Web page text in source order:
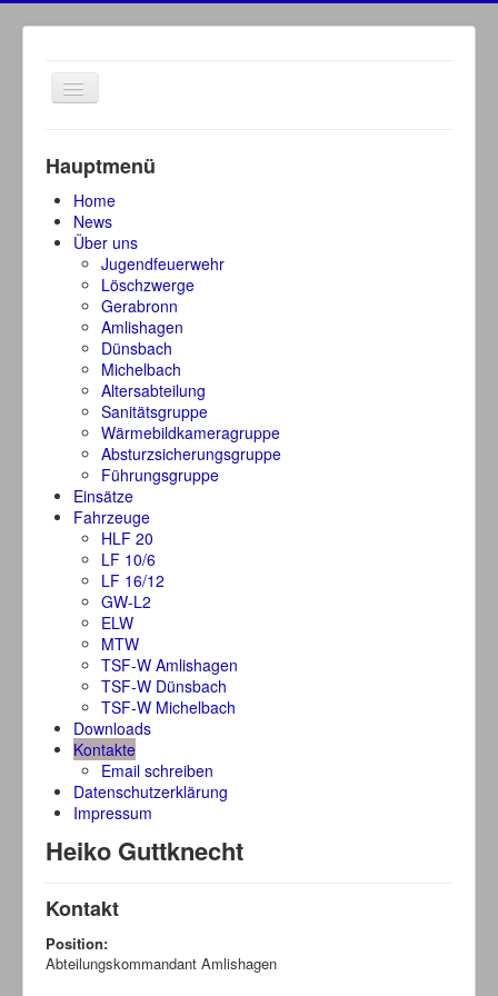
Navigation
an/aus
Hauptmenü
Home
News
Über uns
Jugendfeuerwehr
Löschzwerge
Gerabronn
Amlishagen
Dünsbach
Michelbach
Altersabteilung
Sanitätsgruppe
Wärmebildkameragruppe
Absturzsicherungsgruppe
Führungsgruppe
Einsätze
Fahrzeuge
HLF 20
LF 10/6
LF 16/12
GW-L2
ELW
MTW
TSF-W Amlishagen
TSF-W Dünsbach
TSF-W Michelbach
Downloads
Kontakte
Email schreiben
Datenschutzerklärung
Impressum
Heiko Guttknecht
Kontakt
Position:
Abteilungskommandant Amlishagen